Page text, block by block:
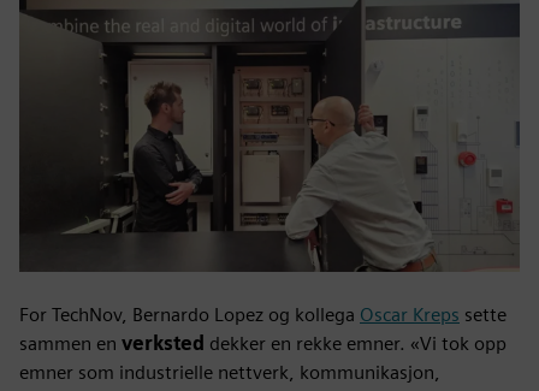
For TechNov, Bernardo Lopez og kollega Oscar Kreps sette
sammen en verksted dekker en rekke emner. «Vi tok opp
emner som industrielle nettverk, kommunikasjon,